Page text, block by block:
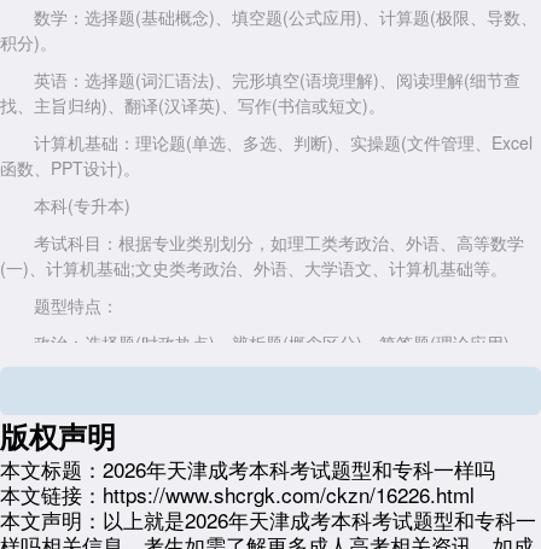
数学：选择题(基础概念)、填空题(公式应用)、计算题(极限、导数、
积分)。
英语：选择题(词汇语法)、完形填空(语境理解)、阅读理解(细节查
找、主旨归纳)、翻译(汉译英)、写作(书信或短文)。
计算机基础：理论题(单选、多选、判断)、实操题(文件管理、Excel
函数、PPT设计)。
本科(专升本)
考试科目：根据专业类别划分，如理工类考政治、外语、高等数学
(一)、计算机基础;文史类考政治、外语、大学语文、计算机基础等。
题型特点：
政治：选择题(时政热点)、辨析题(概念区分)、简答题(理论应用)、
论述题(综合分析)。
高等数学：选择题(基础公式)、填空题(计算步骤)、解答题(微分方
程、多元函数)。
大学语文：选择题(文学常识)、阅读题(文言文、现代文)、作文(材料
作文)。
计算机基础：与专科类似，但可能增加数据库概念等本科衔接内容。
版权声明
本文标题： 2026年天津成考本科考试题型和专科一样吗
本文链接： https://www.shcrgk.com/ckzn/16226.html
本文声明： 以上就是2026年天津成考本科考试题型和专科一